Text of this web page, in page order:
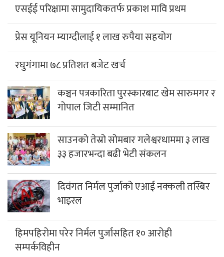
एसईई परिक्षामा सामुदायिकतर्फ प्रकाश मावि प्रथम
प्रेस यूनियन म्याग्दीलाई १ लाख रुपैया सहयोग
रघुगंगामा ७८ प्रतिशत बजेट खर्च
कञ्चन पत्रकारिता पुरस्कारबाट खेम सारुमगर र
गोपाल जिटी सम्मानित
साउनको तेस्रो सोमबार गलेश्वरधाममा ३ लाख
३३ हजारभन्दा बढी भेटी संकलन
दिवंगत निर्मल पुर्जाको एआई नक्कली तस्बिर
भाइरल
हिमपहिरोमा परेर निर्मल पुर्जासहित १० आरोही
सम्पर्कविहीन